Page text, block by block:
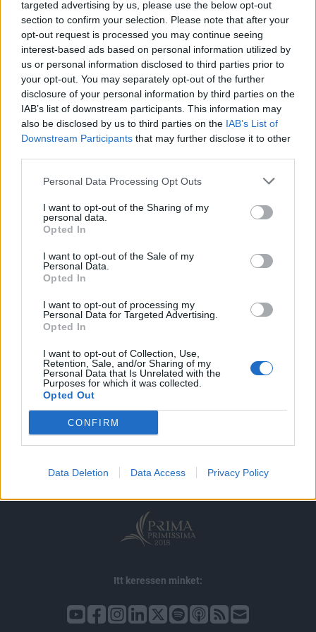
targeted advertising by us, please use the below opt-out
section to confirm your selection. Please note that after your
opt-out request is processed you may continue seeing
interest-based ads based on personal information utilized by
us or personal information disclosed to third parties prior to
your opt-out. You may separately opt-out of the further
disclosure of your personal information by third parties on the
IAB’s list of downstream participants. This information may
also be disclosed by us to third parties on the IAB’s List of
Downstream Participants that may further disclose it to other
Personal Data Processing Opt Outs
I want to opt-out of the Sharing of my
personal data.
Opted In
I want to opt-out of the Sale of my
Personal Data.
Opted In
I want to opt-out of processing my
Personal Data for Targeted Advertising.
Opted In
I want to opt-out of Collection, Use,
Retention, Sale, and/or Sharing of my
Personal Data that Is Unrelated with the
Purposes for which it was collected.
Opted Out
CONFIRM
Data Deletion Data Access Privacy Policy
úgy tűnik elég is volt arra, hogy az árfolyam lokális
mélypontról indulva jelentős növekedést produkáljon....
KEDVES OLVASÓNK!
A keresett cikk a portfolio.hu hírarchívumához
tartozik, melynek olvasása előfizetéses
regisztrációhoz kötött.
Az előfizetés a következőket tartalmazza:
Portfolio.hu teljes cikkarchívum
kötéslistái
MÁR ELŐFIZETŐNK VAGY? BEJELENTKEZÉS
© 2026 Portfolio
impresszum
jogi nyilatkozat
kommentkezelés
ÁSZF
Itt keressen minket: